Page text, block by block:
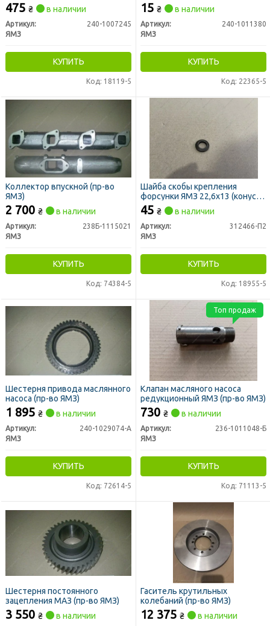
475 ₴ в наличии
Артикул:
240-1007245
ЯМЗ
КУПИТЬ
Код: 18119-5
15 ₴ в наличии
Артикул:
240-1011380
ЯМЗ
КУПИТЬ
Код: 22365-5
Коллектор впускной (пр-во
ЯМЗ)
2 700 ₴ в наличии
Артикул:
238Б-1115021
ЯМЗ
КУПИТЬ
Код: 74384-5
Шайба скобы крепления
форсунки ЯМЗ 22,6х13 (конус)
(пр-во ЯМЗ)
45 ₴ в наличии
Артикул:
312466-П2
ЯМЗ
КУПИТЬ
Код: 18955-5
Шестерня привода маслянного
насоса (пр-во ЯМЗ)
1 895 ₴ в наличии
Артикул:
240-1029074-А
ЯМЗ
КУПИТЬ
Код: 72614-5
Клапан масляного насоса
редукционный ЯМЗ (пр-во ЯМЗ)
730 ₴ в наличии
Артикул:
236-1011048-Б
ЯМЗ
КУПИТЬ
Код: 71113-5
Топ продаж
Шестерня постоянного
зацепления МАЗ (пр-во ЯМЗ)
3 550 ₴ в наличии
Гаситель крутильных
колебаний (пр-во ЯМЗ)
12 375 ₴ в наличии